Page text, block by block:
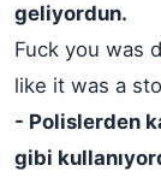
geliyordun.
Fuck you was
like it was a
- Polislerden
gibi